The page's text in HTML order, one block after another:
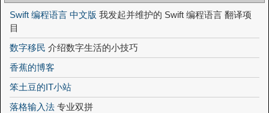
Swift 编程语言 中文版 我发起并维护的 Swift 编程语言 翻译项
目
数字移民 介绍数字生活的小技巧
香蕉的博客
笨土豆的IT小站
落格输入法 专业双拼